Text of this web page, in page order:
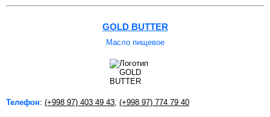
GOLD BUTTER
Масло пищевое
Телефон: (+998 97) 403 49 43, (+998 97) 774 79 40